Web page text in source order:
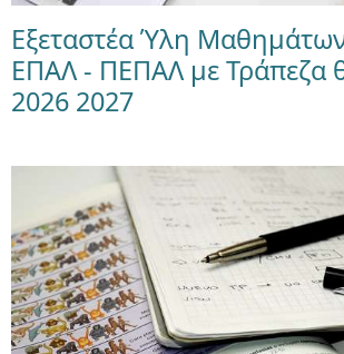
Εξεταστέα Ύλη
ΕΠΑΛ - ΠΕΠΑΛ με Τράπεζα
2026 2027